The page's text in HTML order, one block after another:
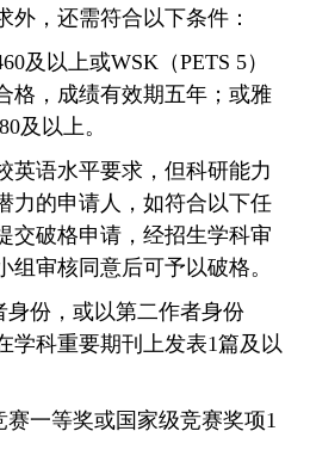
外，还需符合以下条件：
及以上或WSK（PETS 5）
格，成绩有效期五年；或雅
及以上。
英语水平要求，但科研能力
力的申请人，如符合以下任
交破格申请 ， 经招生学科审
组审核同意后可予以破格。
身份，或以第二作者身份
学科重要期刊上发表1篇及以
赛一等奖或国家级竞赛奖项1